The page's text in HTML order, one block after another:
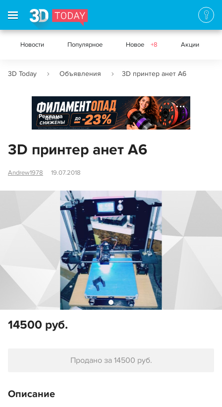
Новости Популярное Новое +8 Акции
3D Today Объявления 3D принтер анет А6
Реклама
3D принтер анет А6
Andrew1978 19.07.2018
14500 руб.
Продано за 14500 руб.
Описание